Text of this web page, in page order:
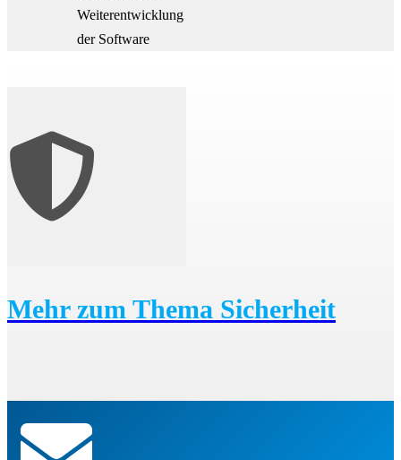
Weiterentwicklung
der Software
Mehr zum Thema Sicherheit